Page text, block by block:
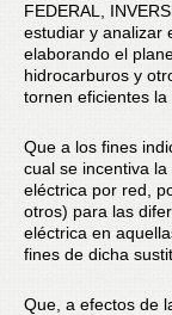
FEDERAL,
estudiar y analizar
elaborando el
hidrocarburos y
tornen eficientes la
Que a los fines
cual se incentiva
eléctrica por red,
otros) para las
eléctrica en
fines de dicha
Que, a efectos de